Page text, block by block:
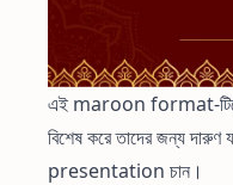
এই maroon format-টিতে
বিশেষ করে তাদের জন্য
presentation চান।